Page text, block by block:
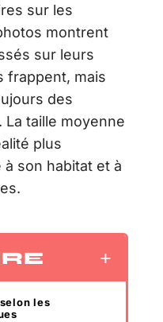
sur les
montrent
sur leurs
frappent, mais
des
taille moyenne
plus
son habitat et à
les